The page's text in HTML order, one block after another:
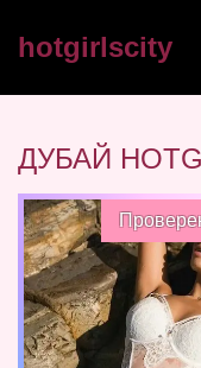
hotgirlscity
ДУБАЙ